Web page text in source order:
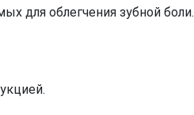
для облегчения зубной боли.